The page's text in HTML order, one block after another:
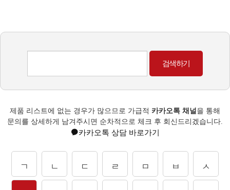
제품 리스트에 없는 경우가 많으므로 가급적 카카오톡 채널 을 통해
문의를 상세하게 남겨주시면 순차적으로 체크 후 회신드리겠습니다.
카카오톡 상담 바로가기
ㄱ ㄴ ㄷ ㄹ ㅁ ㅂ ㅅ